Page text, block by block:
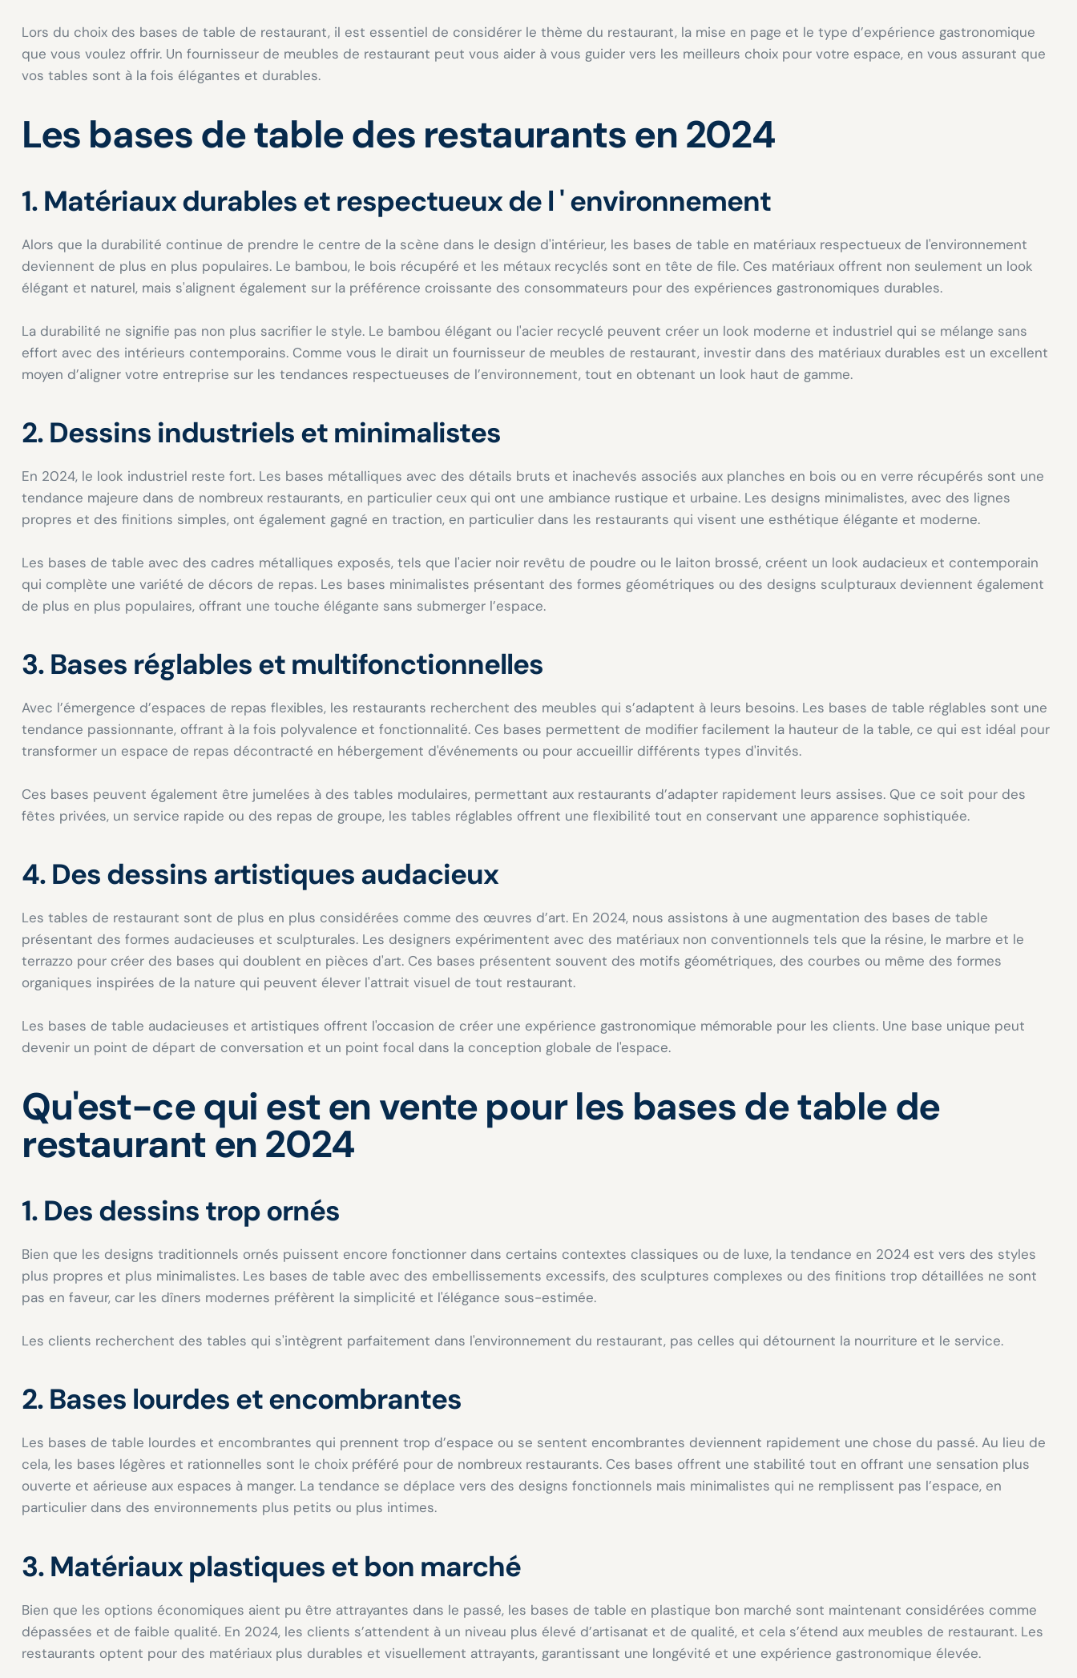
Lors du choix des bases de table de restaurant, il est essentiel de considérer le thème du restaurant, la mise en page et le type d’expérience gastronomique
que vous voulez offrir. Un fournisseur de meubles de restaurant peut vous aider à vous guider vers les meilleurs choix pour votre espace, en vous assurant que
vos tables sont à la fois élégantes et durables.
Les bases de table des restaurants en 2024
1. Matériaux durables et respectueux de l ' environnement
Alors que la durabilité continue de prendre le centre de la scène dans le design d'intérieur, les bases de table en matériaux respectueux de l'environnement
deviennent de plus en plus populaires. Le bambou, le bois récupéré et les métaux recyclés sont en tête de file. Ces matériaux offrent non seulement un look
élégant et naturel, mais s'alignent également sur la préférence croissante des consommateurs pour des expériences gastronomiques durables.
La durabilité ne signifie pas non plus sacrifier le style. Le bambou élégant ou l'acier recyclé peuvent créer un look moderne et industriel qui se mélange sans
effort avec des intérieurs contemporains. Comme vous le dirait un fournisseur de meubles de restaurant, investir dans des matériaux durables est un excellent
moyen d’aligner votre entreprise sur les tendances respectueuses de l’environnement, tout en obtenant un look haut de gamme.
2. Dessins industriels et minimalistes
En 2024, le look industriel reste fort. Les bases métalliques avec des détails bruts et inachevés associés aux planches en bois ou en verre récupérés sont une
tendance majeure dans de nombreux restaurants, en particulier ceux qui ont une ambiance rustique et urbaine. Les designs minimalistes, avec des lignes
propres et des finitions simples, ont également gagné en traction, en particulier dans les restaurants qui visent une esthétique élégante et moderne.
Les bases de table avec des cadres métalliques exposés, tels que l'acier noir revêtu de poudre ou le laiton brossé, créent un look audacieux et contemporain
qui complète une variété de décors de repas. Les bases minimalistes présentant des formes géométriques ou des designs sculpturaux deviennent également
de plus en plus populaires, offrant une touche élégante sans submerger l’espace.
3. Bases réglables et multifonctionnelles
Avec l’émergence d’espaces de repas flexibles, les restaurants recherchent des meubles qui s’adaptent à leurs besoins. Les bases de table réglables sont une
tendance passionnante, offrant à la fois polyvalence et fonctionnalité. Ces bases permettent de modifier facilement la hauteur de la table, ce qui est idéal pour
transformer un espace de repas décontracté en hébergement d'événements ou pour accueillir différents types d'invités.
Ces bases peuvent également être jumelées à des tables modulaires, permettant aux restaurants d’adapter rapidement leurs assises. Que ce soit pour des
fêtes privées, un service rapide ou des repas de groupe, les tables réglables offrent une flexibilité tout en conservant une apparence sophistiquée.
4. Des dessins artistiques audacieux
Les tables de restaurant sont de plus en plus considérées comme des œuvres d’art. En 2024, nous assistons à une augmentation des bases de table
présentant des formes audacieuses et sculpturales. Les designers expérimentent avec des matériaux non conventionnels tels que la résine, le marbre et le
terrazzo pour créer des bases qui doublent en pièces d'art. Ces bases présentent souvent des motifs géométriques, des courbes ou même des formes
organiques inspirées de la nature qui peuvent élever l'attrait visuel de tout restaurant.
Les bases de table audacieuses et artistiques offrent l'occasion de créer une expérience gastronomique mémorable pour les clients. Une base unique peut
devenir un point de départ de conversation et un point focal dans la conception globale de l'espace.
Qu'est-ce qui est en vente pour les bases de table de
restaurant en 2024
1. Des dessins trop ornés
Bien que les designs traditionnels ornés puissent encore fonctionner dans certains contextes classiques ou de luxe, la tendance en 2024 est vers des styles
plus propres et plus minimalistes. Les bases de table avec des embellissements excessifs, des sculptures complexes ou des finitions trop détaillées ne sont
pas en faveur, car les dîners modernes préfèrent la simplicité et l'élégance sous-estimée.
Les clients recherchent des tables qui s'intègrent parfaitement dans l'environnement du restaurant, pas celles qui détournent la nourriture et le service.
2. Bases lourdes et encombrantes
Les bases de table lourdes et encombrantes qui prennent trop d’espace ou se sentent encombrantes deviennent rapidement une chose du passé. Au lieu de
cela, les bases légères et rationnelles sont le choix préféré pour de nombreux restaurants. Ces bases offrent une stabilité tout en offrant une sensation plus
ouverte et aérieuse aux espaces à manger. La tendance se déplace vers des designs fonctionnels mais minimalistes qui ne remplissent pas l’espace, en
particulier dans des environnements plus petits ou plus intimes.
3. Matériaux plastiques et bon marché
Bien que les options économiques aient pu être attrayantes dans le passé, les bases de table en plastique bon marché sont maintenant considérées comme
dépassées et de faible qualité. En 2024, les clients s’attendent à un niveau plus élevé d’artisanat et de qualité, et cela s’étend aux meubles de restaurant. Les
restaurants optent pour des matériaux plus durables et visuellement attrayants, garantissant une longévité et une expérience gastronomique élevée.